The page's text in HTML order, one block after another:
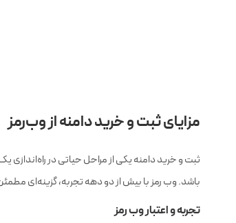
مزایای ثبت و خرید دامنه از وب‌رمز
ثبت و خرید دامنه یکی از مراحل حیاتی در
باشد. وب رمز با بیش از دو دهه تجربه، گزینه‌ای
تجربه و اعتبار وب رمز